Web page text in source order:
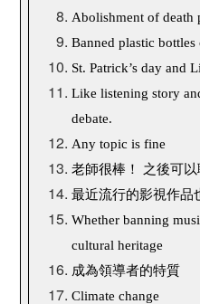
Abolishment of death
Banned plastic bottles
St. Patrick’s day and
Like listening story
debate.
Any topic is fine
老師很棒！
之後可
最近流行的影視作品
Whether banning
cultural heritage
成為領導者的特質
Climate change